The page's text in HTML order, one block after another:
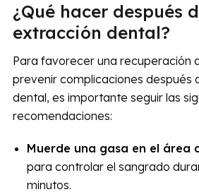
¿Qué hacer después
extracción dental?
Para favorecer una recuperación
prevenir complicaciones después
dental, es importante seguir las
recomendaciones:
Muerde una gasa en el área
para controlar el sangrado
minutos.